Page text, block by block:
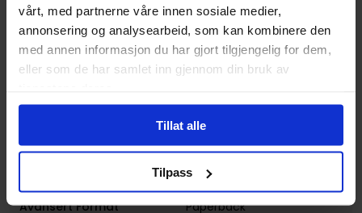
vårt, med partnerne våre innen sosiale medier,
annonsering og analysearbeid, som kan kombinere den
med annen informasjon du har gjort tilgjengelig for dem,
eller som de har samlet inn gjennom din bruk av
Tillat alle
Tilpass
Antall Sider
528
Utgiver
Marvel Comics
Lanseringsdato
27.12.2011
7
Aldersgruppe
Voksen
1 Illustrations
Avansert Format
Paperback